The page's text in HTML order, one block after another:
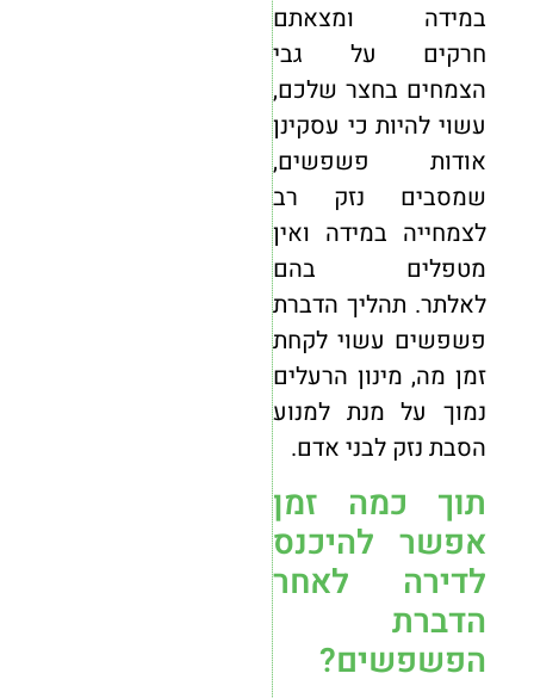
במידה ומצאתם
חרקים על גבי
הצמחים בחצר שלכם,
עשוי להיות כי עסקינן
אודות פשפשים,
שמסבים נזק רב
לצמחייה במידה ואין
מטפלים בהם
לאלתר. תהליך הדברת
פשפשים עשוי לקחת
זמן מה, מינון הרעלים
נמוך על מנת למנוע
הסבת נזק לבני אדם.
תוך כמה זמן
אפשר להיכנס
לדירה לאחר
הדברת
הפשפשים?